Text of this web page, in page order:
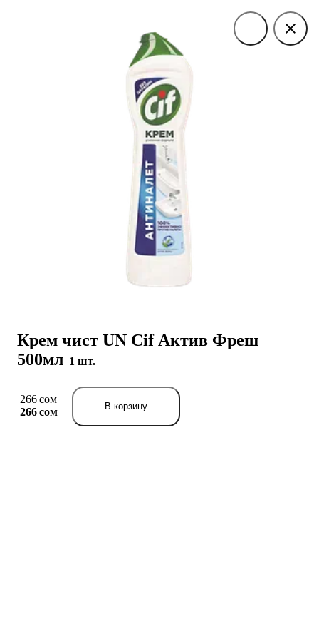
Крем чист UN Cif Актив Фреш
500мл 1 шт.
266 сом
266 сом
В корзину